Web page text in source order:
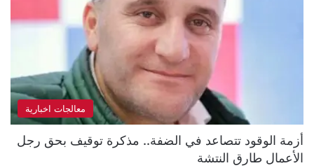
معالجات اخبارية
أزمة الوقود تتصاعد في الضفة.. مذكرة توقيف بحق رجل
الأعمال طارق النتشة